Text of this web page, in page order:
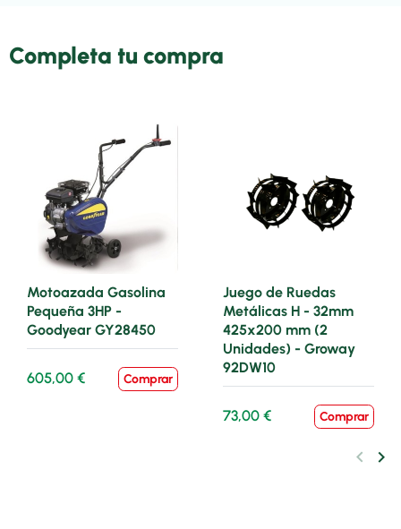
Completa tu compra
Motoazada Gasolina
Pequeña 3HP -
Goodyear GY28450
605,00 € Comprar
Juego de Ruedas
Metálicas H - 32mm
425x200 mm (2
Unidades) - Groway
92DW10
73,00 € Comprar
keyboard_arrow_left keyboard_arrow_right